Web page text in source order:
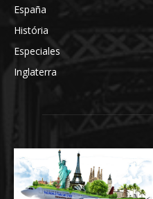
España
História
Especiales
Inglaterra